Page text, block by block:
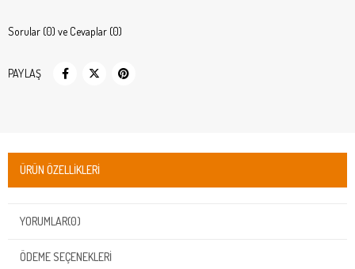
Sorular (0) ve Cevaplar (0)
PAYLAŞ
ÜRÜN ÖZELLIKLERI
YORUMLAR(0)
ÖDEME SEÇENEKLERI